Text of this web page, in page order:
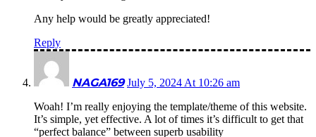
Any help would be greatly appreciated!
Reply
NAGA169 July 5, 2024 At 10:26 am
Woah! I’m really enjoying the template/theme of this website.
It’s simple, yet effective. A lot of times it’s difficult to get that
“perfect balance” between superb usability